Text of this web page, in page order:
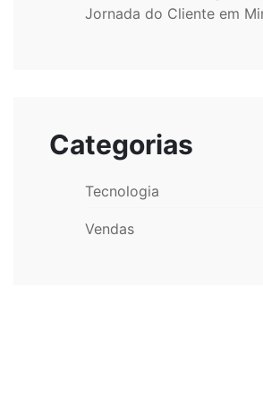
Jornada do Cliente em
Categorias
Tecnologia
Vendas